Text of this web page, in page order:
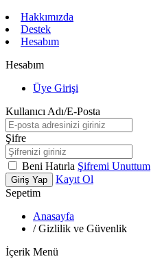
Hakkımızda
Destek
Hesabım
Hesabım
Üye Girişi
Kullanıcı Adı/E-Posta
Şifre
Beni Hatırla Şifremi Unuttum
Giriş Yap
Kayıt Ol
Sepetim
Anasayfa
/ Gizlilik ve Güvenlik
İçerik Menü